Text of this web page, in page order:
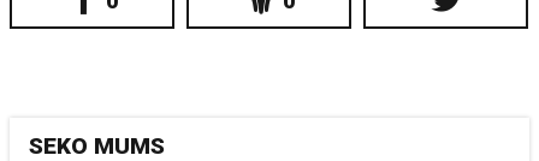
SEKO MUMS